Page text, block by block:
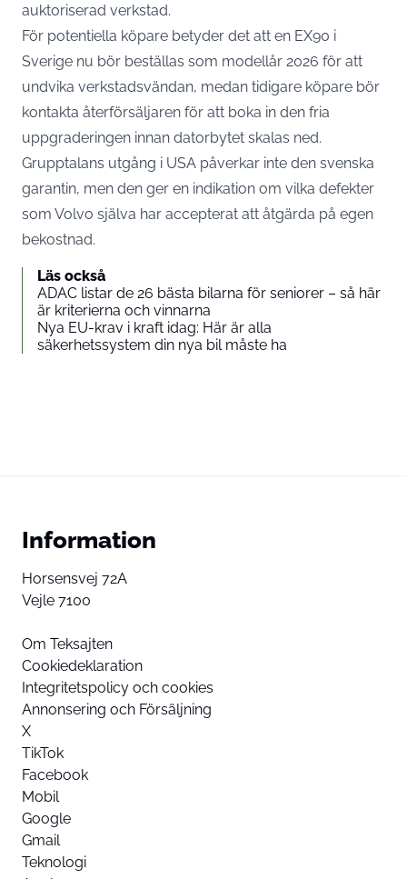
auktoriserad verkstad.
För potentiella köpare betyder det att en EX90 i
Sverige nu bör beställas som modellår 2026 för att
undvika verkstadsvändan, medan tidigare köpare bör
kontakta återförsäljaren för att boka in den fria
uppgraderingen innan datorbytet skalas ned.
Grupptalans utgång i USA påverkar inte den svenska
garantin, men den ger en indikation om vilka defekter
som Volvo själva har accepterat att åtgärda på egen
bekostnad.
Läs också
ADAC listar de 26 bästa bilarna för seniorer – så här
är kriterierna och vinnarna
Nya EU-krav i kraft idag: Här är alla
säkerhetssystem din nya bil måste ha
Information
Horsensvej 72A
Vejle 7100
Om Teksajten
Cookiedeklaration
Integritetspolicy och cookies
Annonsering och Försäljning
X
TikTok
Facebook
Mobil
Google
Gmail
Teknologi